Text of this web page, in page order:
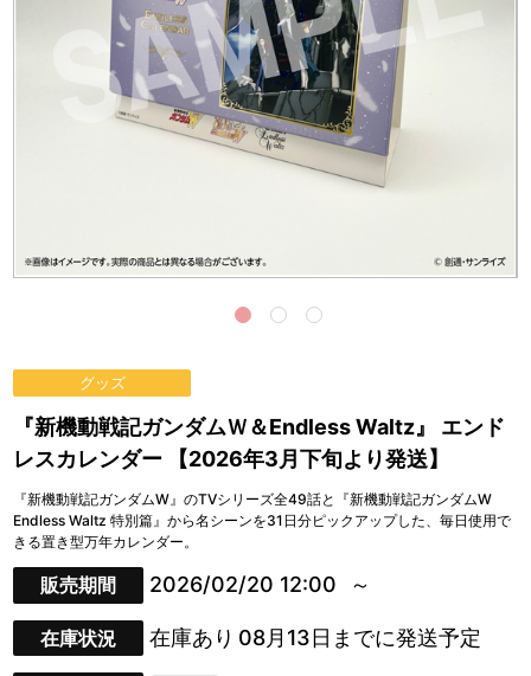
グッズ
『新機動戦記ガンダムＷ＆Endless Waltz』 エンド
レスカレンダー 【2026年3月下旬より発送】
『新機動戦記ガンダムW』のTVシリーズ全49話と『新機動戦記ガンダムW
Endless Waltz 特別篇』から名シーンを31日分ピックアップした、毎日使用で
きる置き型万年カレンダー。
販売期間 2026/02/20 12:00
在庫状況 在庫あり 08月13日までに発送予定